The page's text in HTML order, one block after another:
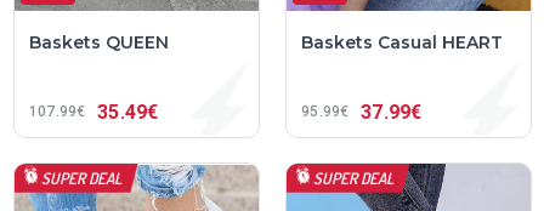
Baskets QUEEN
107 99€ 35 49€
Baskets Casual HEART
95 99€ 37 99€
SUPER DEAL SUPER DEAL